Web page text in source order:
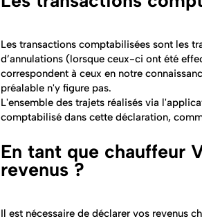
Les transactions comptabilisées sont les
d’annulations (lorsque ceux-ci ont été
correspondent à ceux en notre
préalable n'y figure pas.
L'ensemble des trajets réalisés via
comptabilisé dans cette déclaration,
En tant que chauffeur
revenus ?
Il est nécessaire de déclarer vos revenus